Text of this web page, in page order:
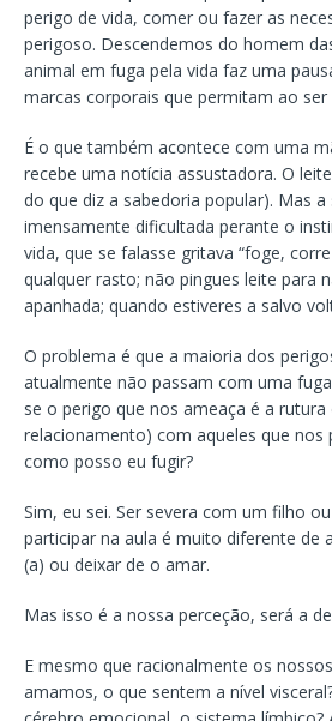
perigo de vida, comer ou fazer as
perigoso. Descendemos do homem
animal em fuga pela vida faz uma
marcas corporais que permitam ao ser
É o que também acontece com uma
recebe uma notícia assustadora. O
do que diz a sabedoria popular). Mas a
imensamente dificultada perante o
vida, que se falasse gritava “foge,
qualquer rasto; não pingues leite para
apanhada; quando estiveres a salvo
O problema é que a maioria dos
atualmente não passam com uma
se o perigo que nos ameaça é a
relacionamento) com aqueles que
como posso eu fugir?
Sim, eu sei. Ser severa com um filho
participar na aula é muito diferente de
(a) ou deixar de o amar.
Mas isso é a nossa perceção, será a
E mesmo que racionalmente os
amamos, o que sentem a nível